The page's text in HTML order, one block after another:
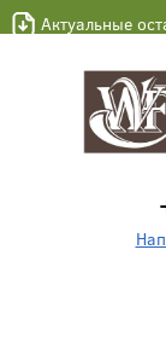
Актуальные